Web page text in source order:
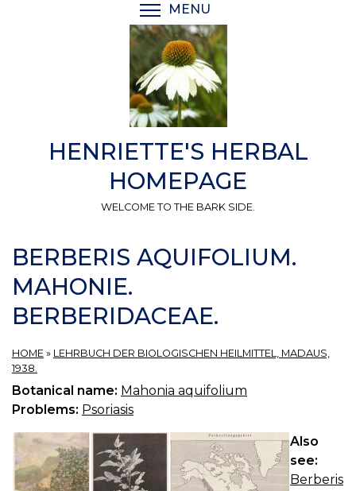
MENU
HENRIETTE'S HERBAL
HOMEPAGE
WELCOME TO THE BARK SIDE.
BERBERIS AQUIFOLIUM.
MAHONIE.
BERBERIDACEAE.
HOME » LEHRBUCH DER BIOLOGISCHEN HEILMITTEL, MADAUS,
1938.
Botanical name: Mahonia aquifolium
Problems: Psoriasis
Also
see:
Berberis